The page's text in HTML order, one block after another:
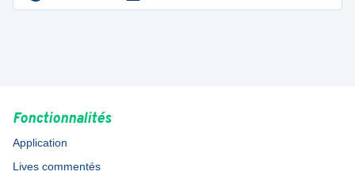
Fonctionnalités
Application
Lives commentés